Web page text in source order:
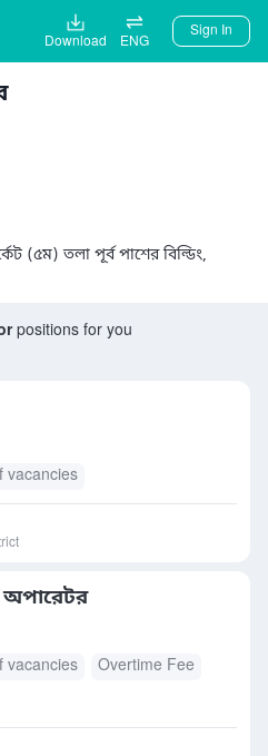
Download ENG
Sign In
(৫ম) তলা পূর্ব পাশের বিল্ডিং,
positions for you
vacancies
অপারেটর
vacancies
Overtime Fee